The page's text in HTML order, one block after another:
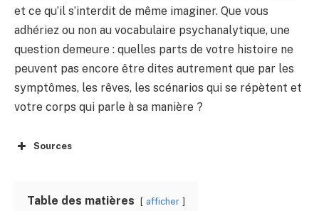
et ce qu’il s’interdit de même imaginer. Que vous
adhériez ou non au vocabulaire psychanalytique, une
question demeure : quelles parts de votre histoire ne
peuvent pas encore être dites autrement que par les
symptômes, les rêves, les scénarios qui se répètent et
votre corps qui parle à sa manière ?
Sources
Table des matières afficher